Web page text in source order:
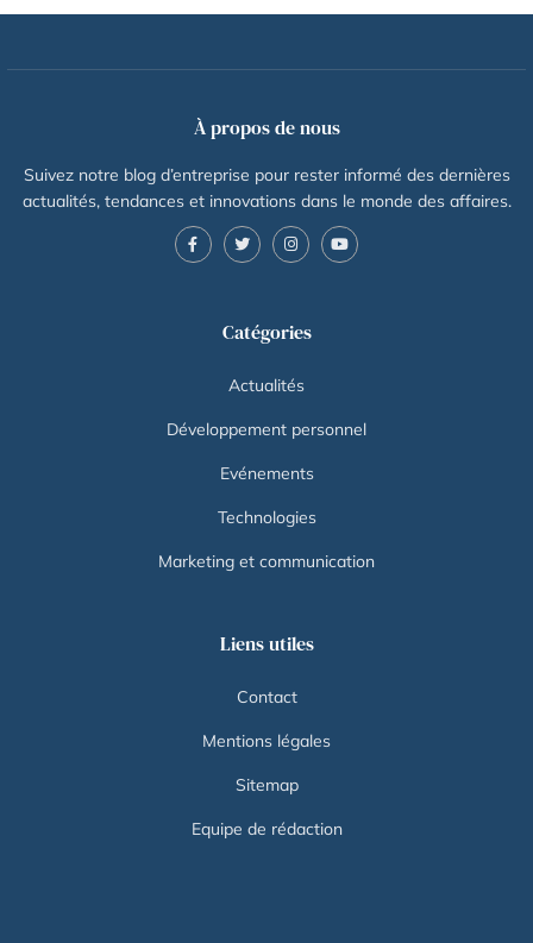
À propos de nous
Suivez notre blog d’entreprise pour rester informé des dernières
actualités, tendances et innovations dans le monde des affaires.
Catégories
Actualités
Développement personnel
Evénements
Technologies
Marketing et communication
Liens utiles
Contact
Mentions légales
Sitemap
Equipe de rédaction